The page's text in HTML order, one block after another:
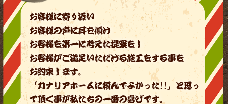
お客様に寄り添い
お客様の声に耳を傾け
お客様を第一に考えた提案をし
お客様がご満足いただける施工をする事を
お約束します。
「カナリアホームに頼んでよかった!!」と思っ
て頂く事が私たちの一番の喜びです。